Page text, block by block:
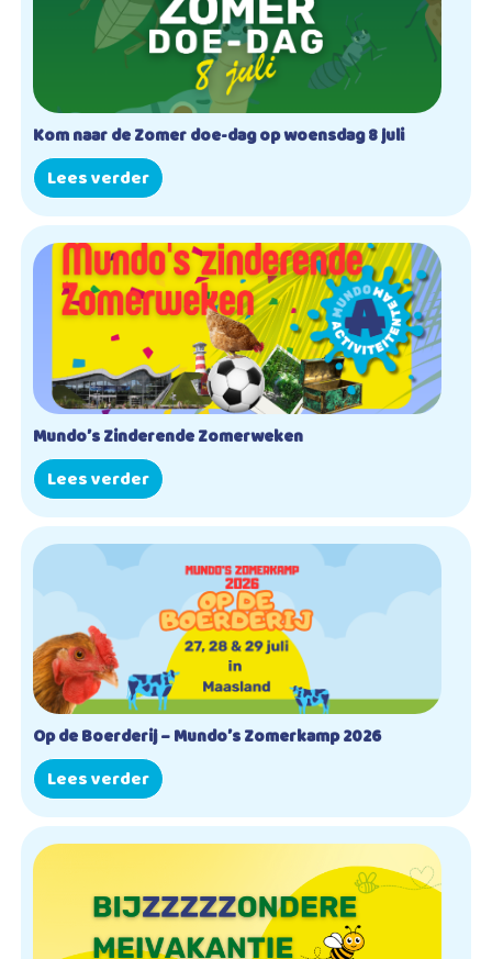
Kom naar de Zomer doe-dag op woensdag 8 juli
Lees verder
Mundo’s Zinderende Zomerweken
Lees verder
Op de Boerderij – Mundo’s Zomerkamp 2026
Lees verder